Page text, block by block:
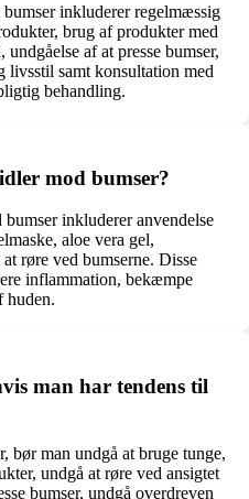
inkluderer regelmæssig
brug af produkter med
af at presse bumser,
livsstil samt konsultation med
behandling.
mod bumser?
inkluderer anvendelse
aloe vera gel,
røre ved bumserne. Disse
inflammation, bekæmpe
huden.
man har tendens til
bør man undgå at bruge tunge,
undgå at røre ved ansigtet
bumser, undgå overdreven